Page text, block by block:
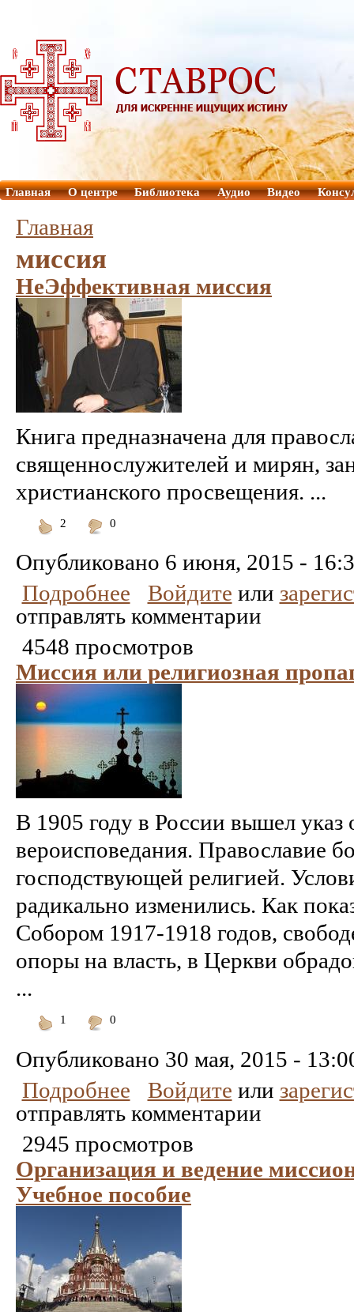
Главная О центре Библиотека Аудио Видео
Главная
миссия
НеЭффективная миссия
Книга предназначена для
священнослужителей и мирян,
христианского просвещения. ...
2
0
Опубликовано 6 июня, 2015 -
Подробнее
Войдите или
отправлять комментарии
4548 просмотров
Миссия или религиозная
В 1905 году в России вышел указ
вероисповедания. Православие
господствующей религией.
радикально изменились. Как
Собором 1917-1918 годов,
опоры на власть, в Церкви
...
1
0
Опубликовано 30 мая, 2015 -
Подробнее
Войдите или
отправлять комментарии
2945 просмотров
Организация и ведение
Учебное пособие